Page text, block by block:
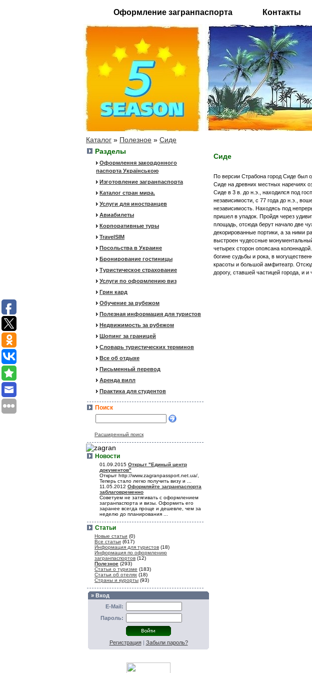
Оформление загранпаспорта Контакты
Каталог » Полезное » Сиде
Разделы
Оформлення закордонного
паспорта Українською
Изготовление загранпаспорта
Каталог стран мира.
Услуги для иностранцев
Авиабилеты
Корпоративные туры
TravelSIM
Посольства в Украине
Бронирование гостиницы
Туристическое страхование
Услуги по оформлению виз
Грин кард
Обучение за рубежом
Полезная информация для туристов
Недвижимость за рубежом
Шопинг за границей
Словарь туристических терминов
Все об отдыхе
Письменный перевод
Аренда вилл
Практика для студентов
Поиск
Расширенный поиск
Новости
01.09.2015 Открыт "Единый центр
документов"
Открыт http://www.zagranpassport.net.ua/,
Теперь стало легко получить визу и ...
11.05.2012 Оформляйте загранпаспорта
заблаговременно
Советуем не затягивать с оформлением
загранпаспорта и визы. Оформить его
заранее всегда проще и дешевле, чем за
неделю до планирования ...
Статьи
Новые статьи (0)
Все статьи (617)
Информация для туристов (18)
Информация по оформлению
загранпаспортов (12)
Полезное (293)
Статьи о туризме (183)
Статьи об отелях (18)
Страны и курорты (93)
» Вход
E-Mail:
Пароль:
Регистрация| Забыли пароль?
Сиде
По версии Страбона город Сиде был
Сиде на древних местных наречиях
Сиде в 3 в. до н.э., находился под
независимости, с 77 года до н.э.,
независимость. Находясь под
пришел в упадок. Пройдя через
площадь, отсюда берут начало две
декорированные портики, а за ними
выстроен чудессные
четырех сторон опоясана
богине судьбы и рока, в
красоты и большой амфитеатр.
дорогу, ставшей частицей города, и